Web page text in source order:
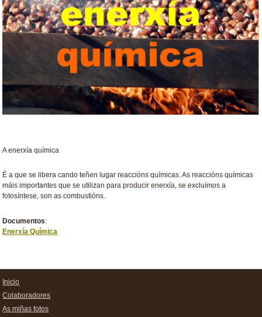
A enerxía química
É a que se libera cando teñen lugar reaccións químicas. As reaccións químicas
máis importantes que se utilizan para producir enerxía, se excluímos a
fotosíntese, son as combustións.
Documentos:
Enerxía Química
Inicio
Colaboradores
As miñas fotos